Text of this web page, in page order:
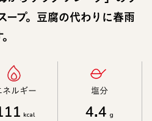
ープ。豆腐の代わりに春雨
ネルギー​
kcal
塩分​
4.4 g